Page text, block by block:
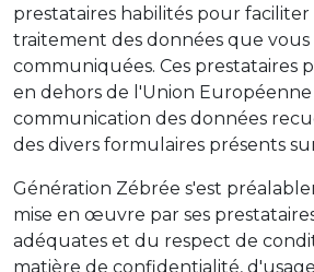
prestataires habilités pour
traitement des données que vous
communiquées. Ces prestataires
en dehors de l'Union
communication des données
des divers formulaires présents
Génération Zébrée s'est
mise en œuvre par ses
adéquates et du respect de
matière de confidentialité,